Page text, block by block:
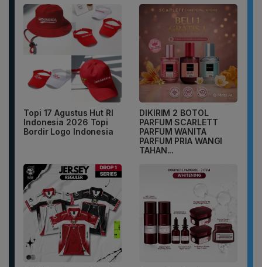
Topi 17 Agustus Hut RI
Indonesia 2026 Topi
Bordir Logo Indonesia
DIKIRIM 2 BOTOL
PARFUM SCARLETT
PARFUM WANITA
PARFUM PRIA WANGI
TAHAN...